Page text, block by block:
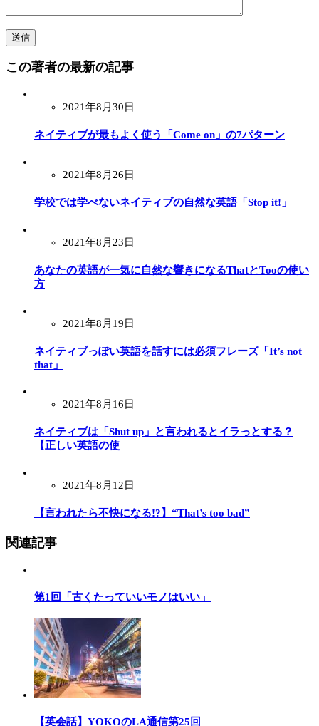
この著者の最新の記事
2021年8月30日
ネイティブが最もよく使う「Come on」の7パターン
2021年8月26日
学校では学べないネイティブの自然な英語「Stop it!」
2021年8月23日
あなたの英語が一気に自然な響きになるThatとTooの使い
方
2021年8月19日
ネイティブっぽい英語を話すには必須フレーズ「It’s not
that」
2021年8月16日
ネイティブは「Shut up」と言われるとイラっとする？
【正しい英語の使
2021年8月12日
【言われたら不快になる!?】“That’s too bad”
関連記事
第1回 「古くたっていいモノはいい」
【英会話】YOKOのLA通信第25回